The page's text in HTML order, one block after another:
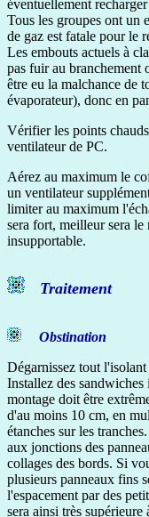
éventuellement
Tous les groupes ont un
de gaz est fatale pour le
Les embouts actuels à
pas fuir au branchement
être eu la malchance de
évaporateur), donc en
Vérifier les points
ventilateur de PC.
Aérez au maximum le
un ventilateur
limiter au maximum
sera fort, meilleur sera
insupportable.
Traitement
Obstination
Dégarnissez tout
Installez des
montage doit être
d'au moins 10 cm, en
étanches sur les
aux jonctions des
collages des bords. Si
plusieurs panneaux fins
l'espacement par des
sera ainsi très